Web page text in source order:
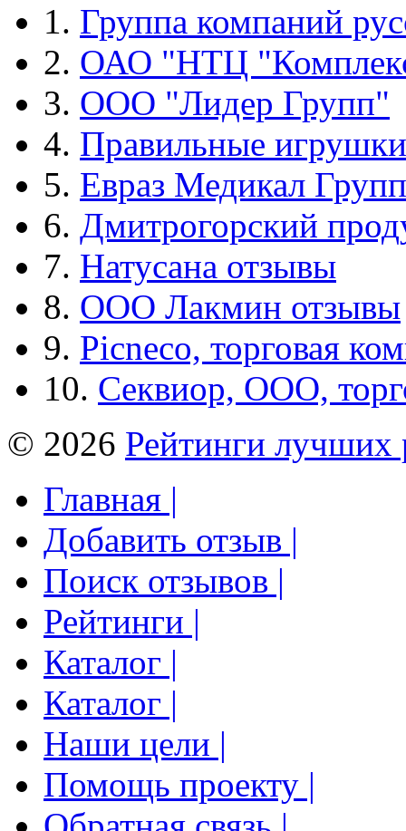
1. Группа компаний
2. ОАО "НТЦ
3. ООО "Лидер Групп"
4. Правильные игрушки
5. Евраз Медикал Групп
6. Дмитрогорский
7. Натусана отзывы
8. ООО Лакмин отзывы
9. Picneco, торговая
10. Секвиор, ООО,
© 2026 Рейтинги лучших
Главная |
Добавить отзыв |
Поиск отзывов |
Рейтинги |
Каталог |
Каталог |
Наши цели |
Помощь проекту |